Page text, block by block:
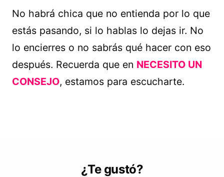
No habrá chica que no entienda por lo que
estás pasando, si lo hablas lo dejas ir. No
lo encierres o no sabrás qué hacer con eso
después. Recuerda que en NECESITO UN
CONSEJO, estamos para escucharte.
¿Te gustó?